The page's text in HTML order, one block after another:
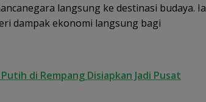
langsung ke destinasi budaya. Ia
dampak ekonomi langsung bagi
di Rempang Disiapkan Jadi Pusat